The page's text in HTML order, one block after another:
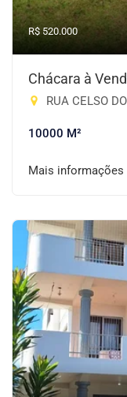
R$ 520.000
Chácara à
RUA CELSO
10000 M²
Mais informações